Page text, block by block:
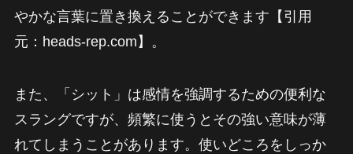
やかな言葉に置き換えることができます【引用
元：heads-rep.com】。
また、「シット」は感情を強調するための便利な
スラングですが、頻繁に使うとその強い意味が薄
れてしまうことがあります。使いどころをしっか